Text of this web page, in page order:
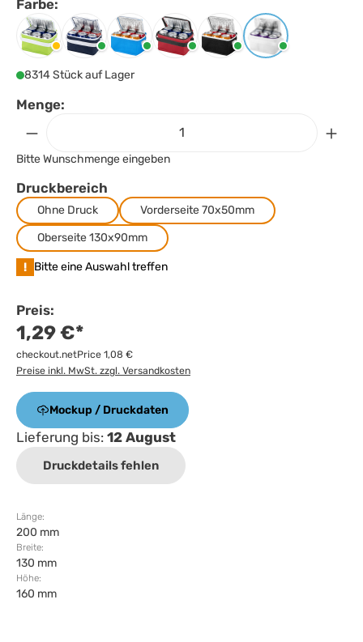
Farbe:
Farbeauswählen
Limone Navy Processblau
Rot Schwarz Weiss
8314 Stück auf Lager
Menge:
Bitte Wunschmenge eingeben
Druckbereich
Ohne Druck
Vorderseite 70x50mm
Oberseite 130x90mm
! Bitte eine Auswahl treffen
Preis:
1,29 €*
checkout.netPrice 1,08 €
Preise inkl. MwSt. zzgl. Versandkosten
Mockup / Druckdaten
Lieferung bis: 12 August
Druckdetails fehlen
Länge:
200 mm
Breite:
130 mm
Höhe:
160 mm